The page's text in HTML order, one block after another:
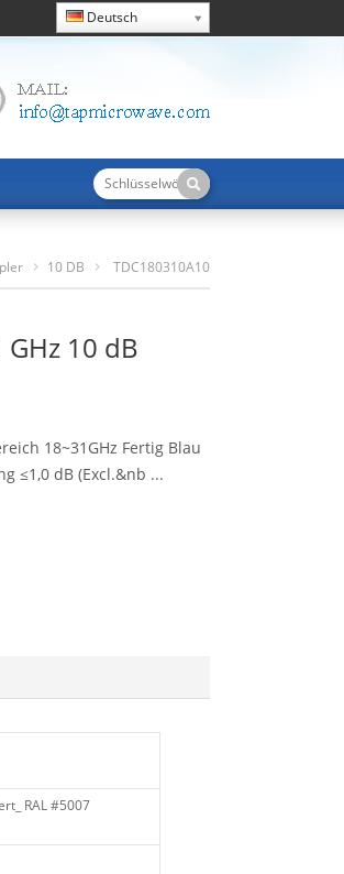
Deutsch
10 DB TDC180310A10
10 dB
18~31GHz Fertig Blau
≤1,0 dB (Excl.&nb ...
RAL #5007